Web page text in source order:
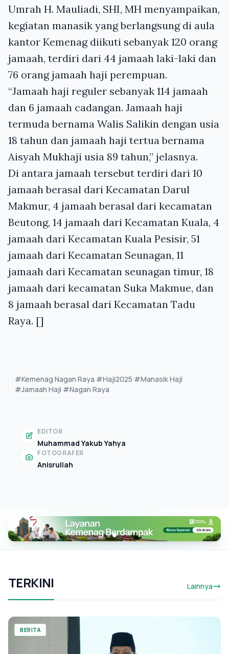
Umrah H. Mauliadi, SHI, MH menyampaikan,
kegiatan manasik yang berlangsung di aula
kantor Kemenag diikuti sebanyak 120 orang
jamaah, terdiri dari 44 jamaah laki-laki dan
76 orang jamaah haji perempuan.
“Jamaah haji reguler sebanyak 114 jamaah
dan 6 jamaah cadangan. Jamaah haji
termuda bernama Walis Salikin dengan usia
18 tahun dan jamaah haji tertua bernama
Aisyah Mukhaji usia 89 tahun,” jelasnya.
Di antara jamaah tersebut terdiri dari 10
jamaah berasal dari Kecamatan Darul
Makmur, 4 jamaah berasal dari kecamatan
Beutong, 14 jamaah dari Kecamatan Kuala, 4
jamaah dari Kecamatan Kuala Pesisir, 51
jamaah dari Kecamatan Seunagan, 11
jamaah dari Kecamatan seunagan timur, 18
jamaah dari kecamatan Suka Makmue, dan
8 jamaah berasal dari Kecamatan Tadu
Raya. []
#Kemenag Nagan Raya #Haji2025 #Manasik Haji
#Jamaah Haji #Nagan Raya
EDITOR
Muhammad Yakub Yahya
FOTOGRAFER
Anisrullah
TERKINI Lainnya
BERITA